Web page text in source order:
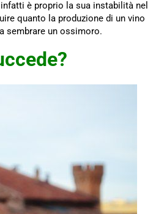
è proprio la sua instabilità nel
quanto la produzione di un vino
sembrare un ossimoro.